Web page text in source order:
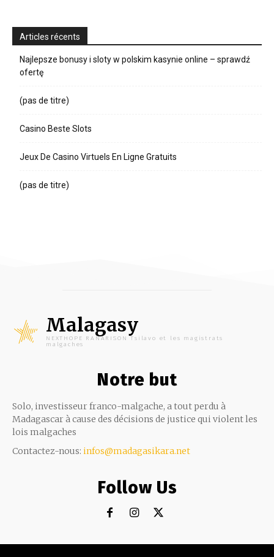
Articles récents
Najlepsze bonusy i sloty w polskim kasynie online – sprawdź
ofertę
(pas de titre)
Casino Beste Slots
Jeux De Casino Virtuels En Ligne Gratuits
(pas de titre)
Malagasy
NEXTHOPE RANARISON Tsilavo et les magistrats
malgaches
Notre but
Solo, investisseur franco-malgache, a tout perdu à
Madagascar à cause des décisions de justice qui violent les
lois malgaches
Contactez-nous: infos@madagasikara.net
Follow Us